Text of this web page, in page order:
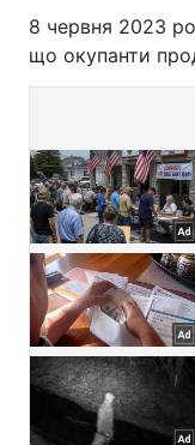
8 червня 2023
що окупанти